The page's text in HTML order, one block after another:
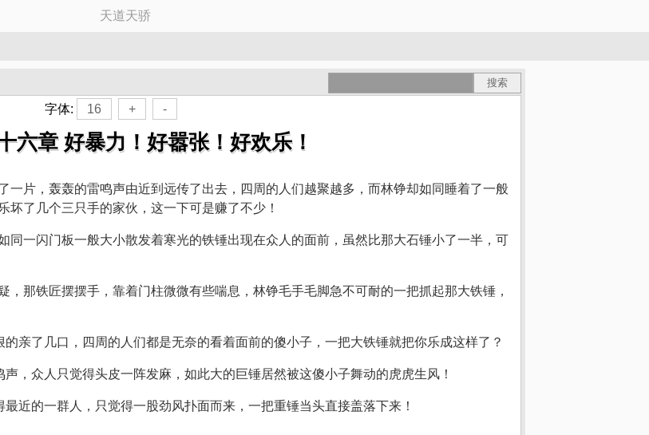
天道天骄
字体: 16 + -
六章 好暴力！好嚣张！好欢乐！
一片，轰轰的雷鸣声由近到远传了出去，四周的人们越聚越多，而林铮却如同睡着了一般
了几个三只手的家伙，这一下可是赚了不少！
同一闪门板一般大小散发着寒光的铁锤出现在众人的面前，虽然比那大石锤小了一半，可
那铁匠摆摆手，靠着门柱微微有些喘息，林铮毛手毛脚急不可耐的一把抓起那大铁锤，
亲了几口，四周的人们都是无奈的看着面前的傻小子，一把大铁锤就把你乐成这样了？
，众人只觉得头皮一阵发麻，如此大的巨锤居然被这傻小子舞动的虎虎生风！
近的一群人，只觉得一股劲风扑面而来，一把重锤当头直接盖落下来！